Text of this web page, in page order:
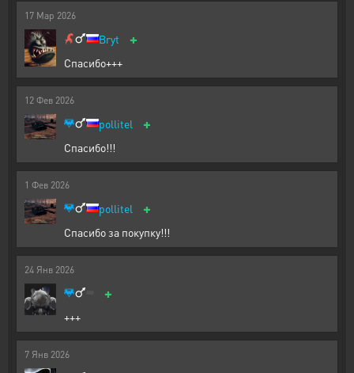
17 Мар 2026
Bryt +
Спасибо+++
12 Фев 2026
pollitel +
Спасибо!!!
1 Фев 2026
pollitel +
Спасибо за покупку!!!
24 Янв 2026
+
+++
7 Янв 2026